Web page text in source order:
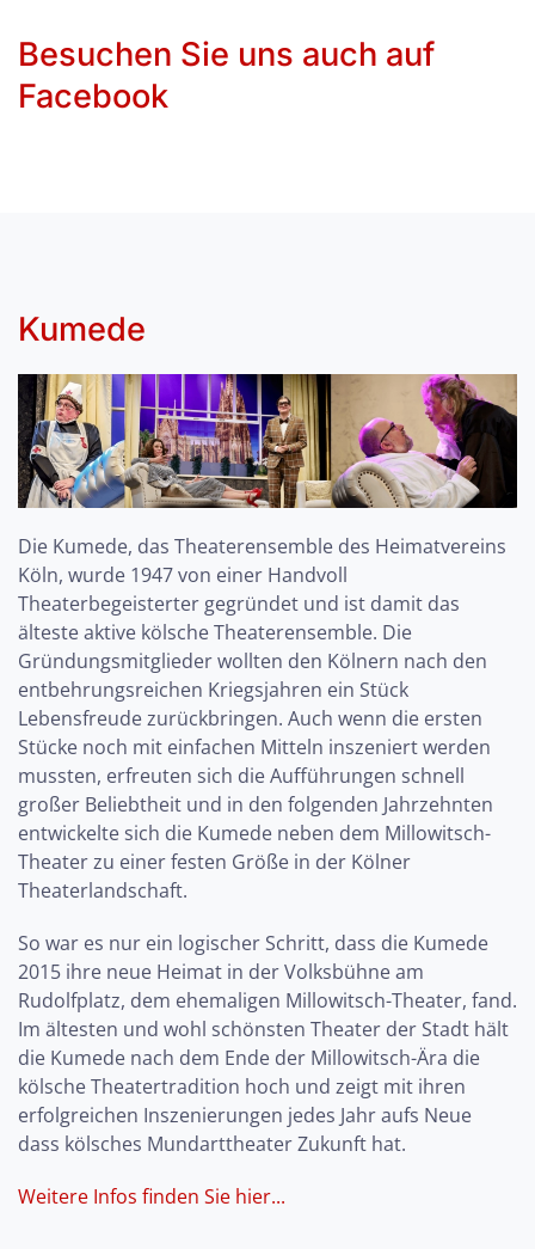
Besuchen Sie uns auch auf
Facebook
Kumede
Die Kumede, das Theaterensemble des Heimatvereins
Köln, wurde 1947 von einer Handvoll
Theaterbegeisterter gegründet und ist damit das
älteste aktive kölsche Theaterensemble. Die
Gründungsmitglieder wollten den Kölnern nach den
entbehrungsreichen Kriegsjahren ein Stück
Lebensfreude zurückbringen. Auch wenn die ersten
Stücke noch mit einfachen Mitteln inszeniert werden
mussten, erfreuten sich die Aufführungen schnell
großer Beliebtheit und in den folgenden Jahrzehnten
entwickelte sich die Kumede neben dem Millowitsch-
Theater zu einer festen Größe in der Kölner
Theaterlandschaft.
So war es nur ein logischer Schritt, dass die Kumede
2015 ihre neue Heimat in der Volksbühne am
Rudolfplatz, dem ehemaligen Millowitsch-Theater, fand.
Im ältesten und wohl schönsten Theater der Stadt hält
die Kumede nach dem Ende der Millowitsch-Ära die
kölsche Theatertradition hoch und zeigt mit ihren
erfolgreichen Inszenierungen jedes Jahr aufs Neue
dass kölsches Mundarttheater Zukunft hat.
Weitere Infos finden Sie hier...